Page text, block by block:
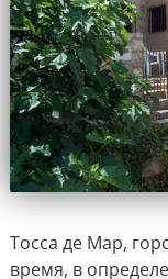
Тосса де Мар,
время, в